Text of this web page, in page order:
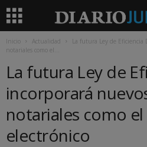
Inicio Actualidad
La futura Ley de Eficiencia
notariales como el...
La futura Ley de
incorporará
notariales como
electrónico